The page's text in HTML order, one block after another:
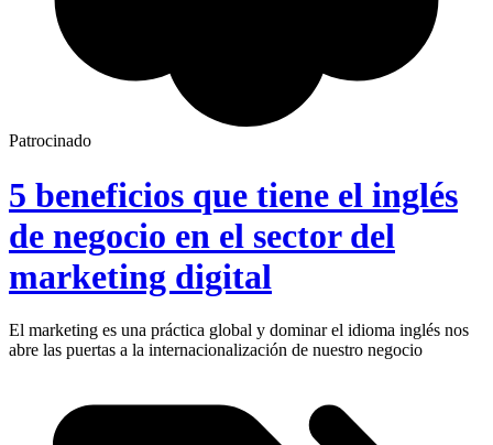
Patrocinado
5 beneficios que tiene el inglés
de negocio en el sector del
marketing digital
El marketing es una práctica global y dominar el idioma inglés nos
abre las puertas a la internacionalización de nuestro negocio